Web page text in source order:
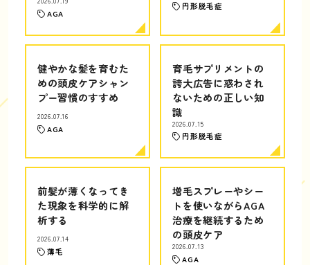
AGA
円形脱毛症
健やかな髪を育むた
めの頭皮ケアシャン
プー習慣のすすめ
2026.07.16
AGA
育毛サプリメントの
誇大広告に惑わされ
ないための正しい知
識
2026.07.15
円形脱毛症
前髪が薄くなってき
た現象を科学的に解
析する
2026.07.14
薄毛
増毛スプレーやシー
トを使いながらAGA
治療を継続するため
の頭皮ケア
2026.07.13
AGA